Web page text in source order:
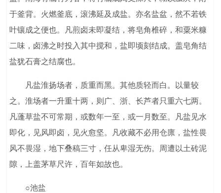
于釜背。火燃釜底，滚沸延及成盐。亦名盐盆，然不若铁
叶镶成之便也。凡煎卤未即凝结，将皂角椎碎，和粟米糠
二味，卤沸之时投入其中搅和，盐即顷刻结成。盖皂角结
盐犹石膏之结腐也。
凡盐淮扬场者，质重而黑。其他质轻而白。以量较
之。淮场者一升重十两，则广、浙、长芦者只重六七两。
凡蓬草盐不可常期，或数年一至，或一月数至。凡盐见水
即化，见风即卤，见火愈坚。凡收藏不必用仓廪，盐性畏
风不畏湿，地下叠稿三寸，任从卑湿无伤。周遭以土砖泥
隙，上盖茅草尺许，百年如故也。
○池盐